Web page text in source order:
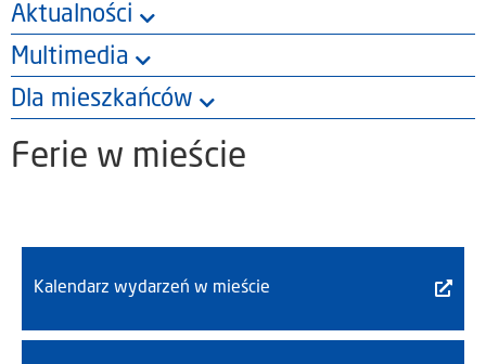
Aktualności
Multimedia
Dla mieszkańców
Ferie w mieście
Kalendarz wydarzeń w mieście